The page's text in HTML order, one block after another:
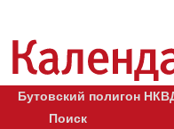
Бутовский полигон
Поиск